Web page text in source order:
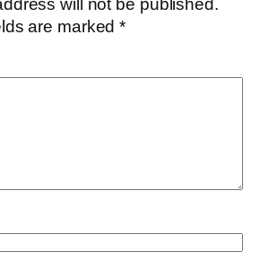
will not be published.
are marked*